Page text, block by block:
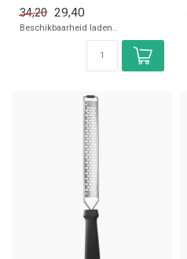
34,20 29,40
Beschikbaarheid laden..